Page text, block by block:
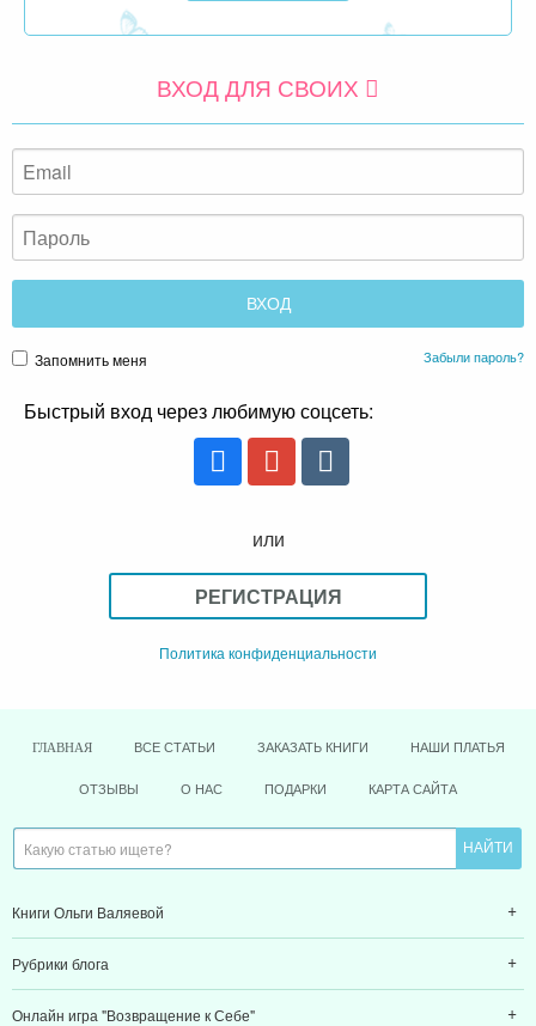
ВХОД ДЛЯ СВОИХ
Запомнить меня Забыли пароль?
Быстрый вход через любимую соцсеть:
или
РЕГИСТРАЦИЯ
Политика конфиденциальности
ГЛАВНАЯ ВСЕ СТАТЬИ ЗАКАЗАТЬ КНИГИ НАШИ ПЛАТЬЯ
ОТЗЫВЫ О НАС ПОДАРКИ КАРТА САЙТА
Книги Ольги Валяевой
Рубрики блога
Онлайн игра "Возвращение к Себе"